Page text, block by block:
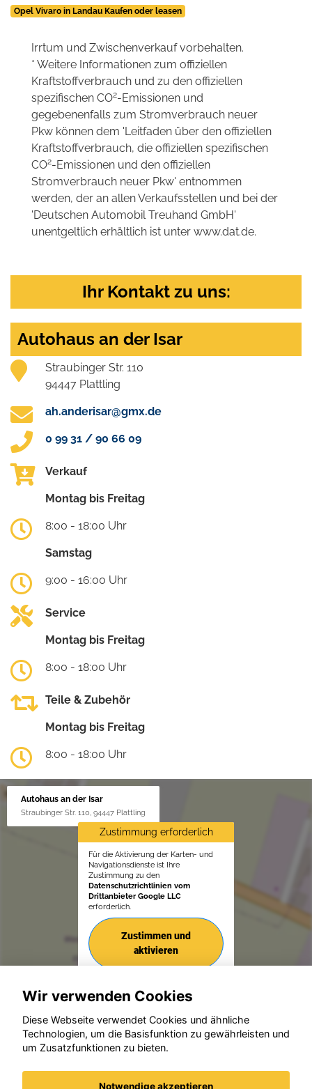
Opel Vivaro in Landau Kaufen oder leasen
Irrtum und Zwischenverkauf vorbehalten.
* Weitere Informationen zum offiziellen
Kraftstoffverbrauch und zu den offiziellen
spezifischen CO2-Emissionen und
gegebenenfalls zum Stromverbrauch neuer
Pkw können dem 'Leitfaden über den offiziellen
Kraftstoffverbrauch, die offiziellen spezifischen
CO2-Emissionen und den offiziellen
Stromverbrauch neuer Pkw' entnommen
werden, der an allen Verkaufsstellen und bei der
'Deutschen Automobil Treuhand GmbH'
unentgeltlich erhältlich ist unter www.dat.de.
Ihr Kontakt zu uns:
Autohaus an der Isar
Straubinger Str. 110
94447 Plattling
ah.anderisar@gmx.de
0 99 31 / 90 66 09
Verkauf
Montag bis Freitag
8:00 - 18:00 Uhr
Samstag
9:00 - 16:00 Uhr
Service
Montag bis Freitag
8:00 - 18:00 Uhr
Teile & Zubehör
Montag bis Freitag
8:00 - 18:00 Uhr
Autohaus an der Isar
Straubinger Str. 110, 94447 Plattling
Zustimmung erforderlich
Für die Aktivierung der Karten- und
Navigationsdienste ist Ihre
Zustimmung zu den
Datenschutzrichtlinien vom
Drittanbieter Google LLC
erforderlich.
Zustimmen und
aktivieren
© konjunkturmotor.de GmbH 2020 - 2026
Wir verwenden Cookies
Diese Webseite verwendet Cookies und ähnliche
Technologien, um die Basisfunktion zu gewährleisten und
um Zusatzfunktionen zu bieten.
Notwendige akzeptieren